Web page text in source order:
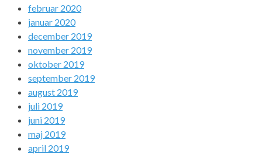
februar 2020
januar 2020
december 2019
november 2019
oktober 2019
september 2019
august 2019
juli 2019
juni 2019
maj 2019
april 2019